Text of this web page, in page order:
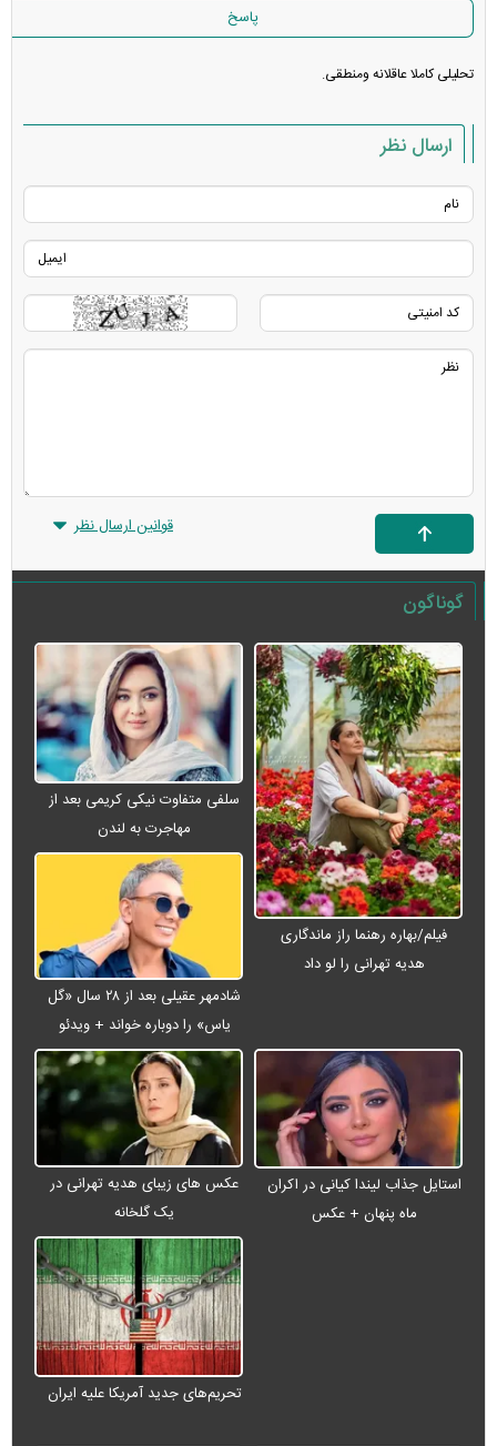
پاسخ
تحلیلی کاملا عاقلانه ومنطقی.
ارسال نظر
قوانین ارسال نظر
گوناگون
فیلم/بهاره رهنما راز ماندگاری
هدیه تهرانی را لو داد
سلفی متفاوت نیکی کریمی بعد از
مهاجرت به لندن
شادمهر عقیلی بعد از ۲۸ سال «گل
یاس» را دوباره خواند + ویدئو
استایل جذاب لیندا کیانی در اکران
ماه پنهان + عکس
عکس های زیبای هدیه تهرانی در
یک گلخانه
تحریم‌های جدید آمریکا علیه ایران